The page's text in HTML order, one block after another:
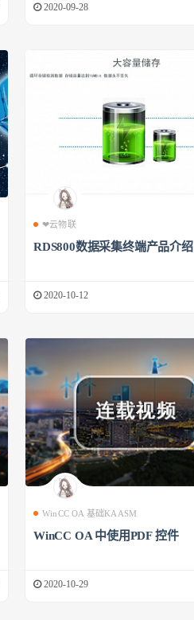
2020-09-28
❤云物联
RDS800数据采集终端产品介绍
2020-10-12
WinCC OA 基础KAASM
WinCC OA 中使用PDF 控件
2020-10-29